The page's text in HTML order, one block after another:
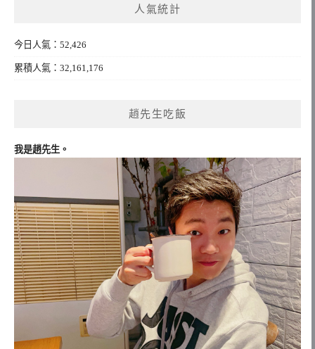
人氣統計
今日人氣：52,426
累積人氣：32,161,176
趙先生吃飯
我是趙先生。